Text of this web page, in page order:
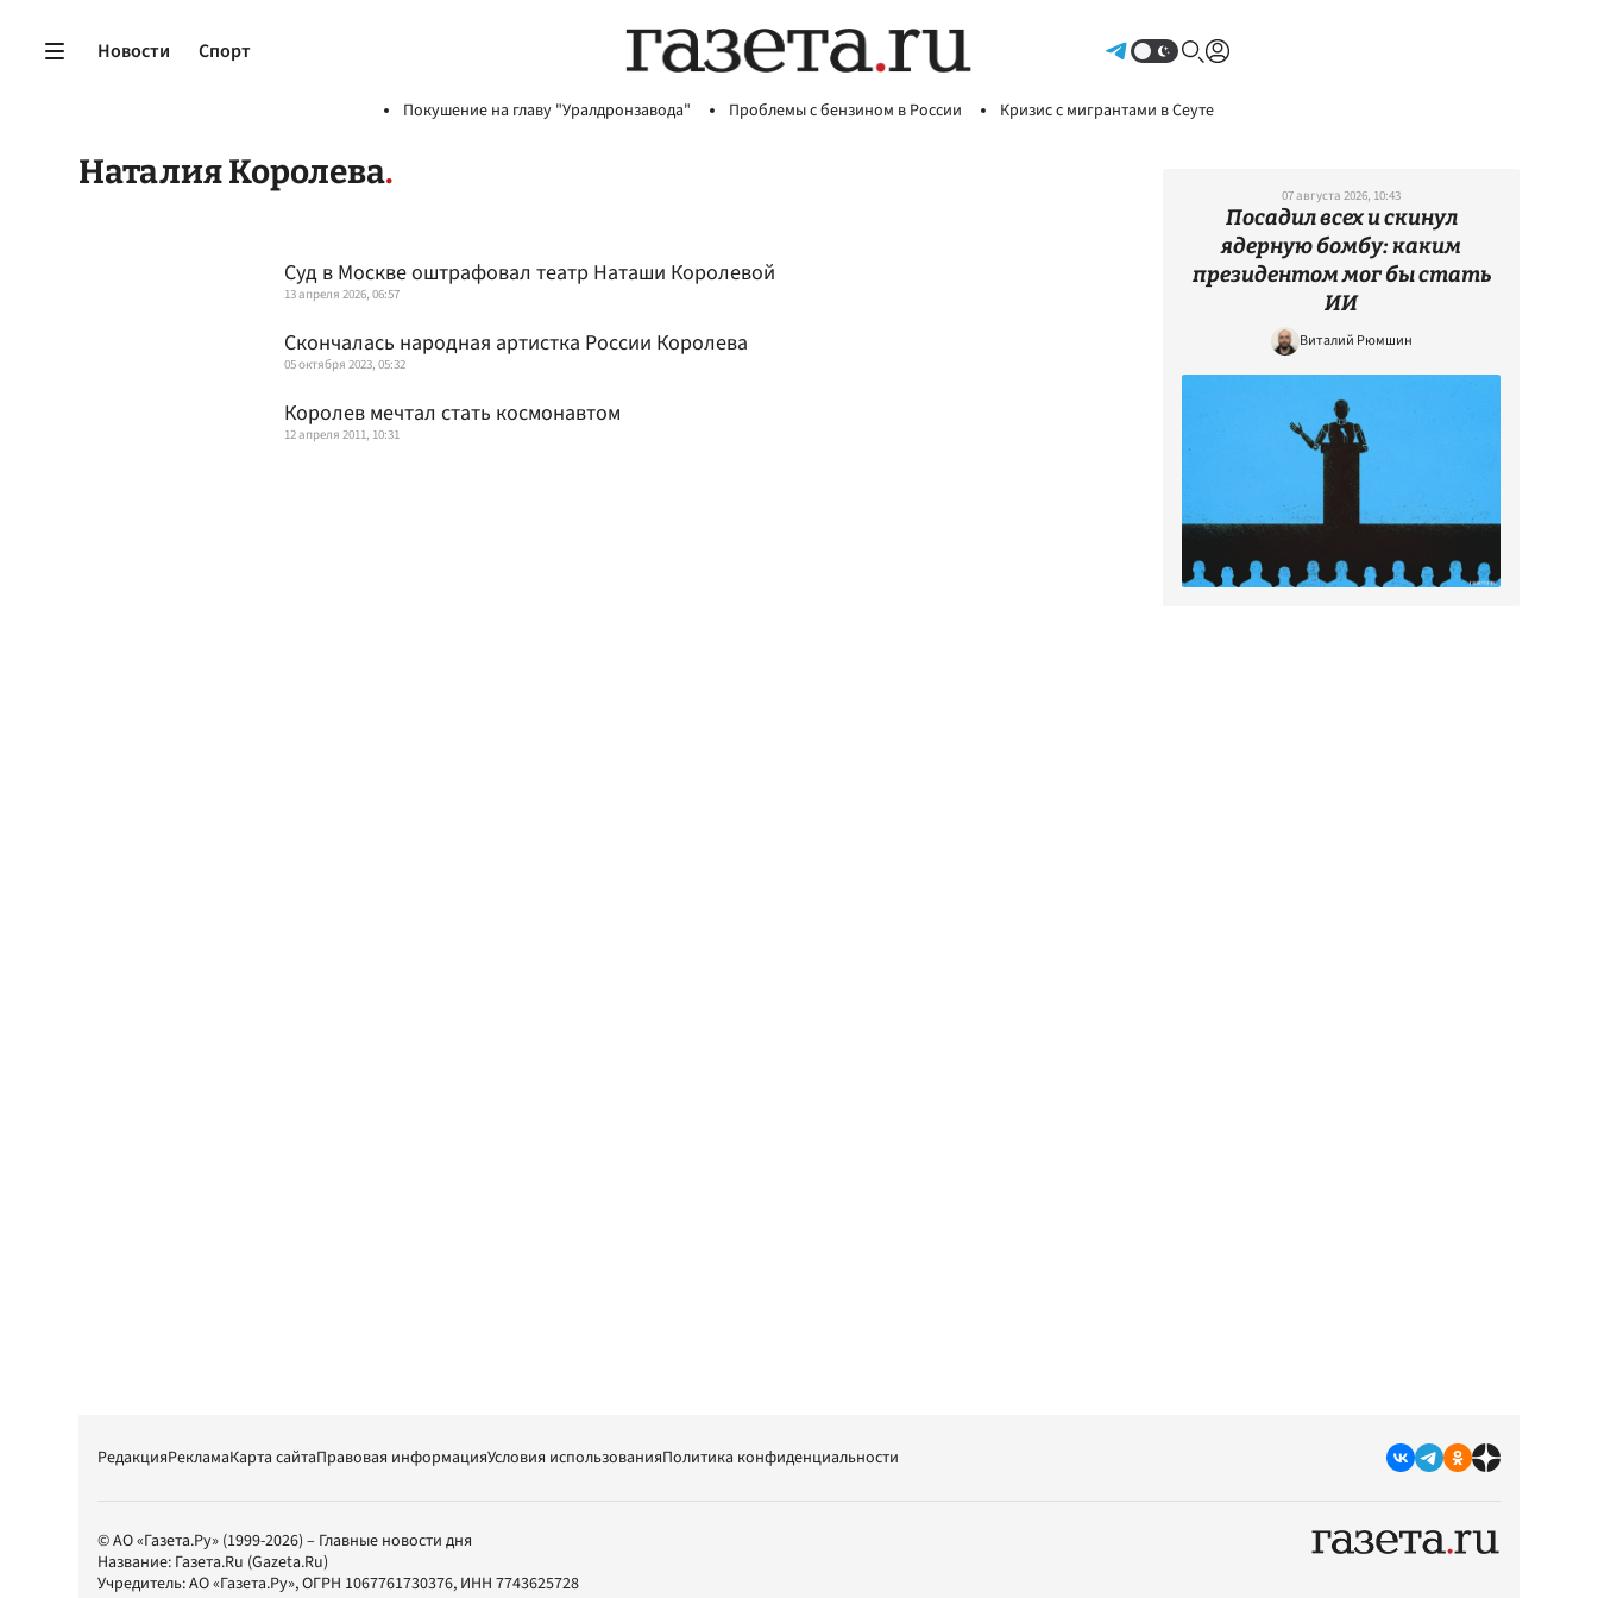
Новости Спорт
Покушение на главу "Уралдронзавода" Проблемы с бензином в России Кризис с мигрантами в Сеуте
Наталия Королева
Суд в Москве оштрафовал театр Наташи Королевой
13 апреля 2026, 06:57
Скончалась народная артистка России Королева
05 октября 2023, 05:32
Королев мечтал стать космонавтом
12 апреля 2011, 10:31
07 августа 2026, 10:43
Посадил всех и скинул
ядерную бомбу: каким
президентом мог бы стать
ИИ
Виталий Рюмшин
РедакцияРекламаКарта сайтаПравовая информацияУсловия использованияПолитика конфиденциальности
© АО «Газета.Ру» (1999-2026) – Главные новости дня
Название: Газета.Ru (Gazeta.Ru)
Учредитель:АО «Газета.Ру», ОГРН 1067761730376, ИНН 7743625728